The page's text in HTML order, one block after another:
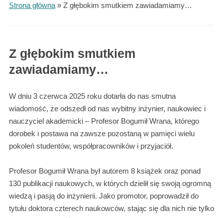
Strona główna» Z głębokim smutkiem zawiadamiamy…
Z głębokim smutkiem
zawiadamiamy…
W dniu 3 czerwca 2025 roku dotarła do nas smutna
wiadomość, że odszedł od nas wybitny inżynier, naukowiec i
nauczyciel akademicki – Profesor Bogumił Wrana, którego
dorobek i postawa na zawsze pozostaną w pamięci wielu
pokoleń studentów, współpracowników i przyjaciół.
Profesor Bogumił Wrana był autorem 8 książek oraz ponad
130 publikacji naukowych, w których dzielił się swoją ogromną
wiedzą i pasją do inżynierii. Jako promotor, poprowadził do
tytułu doktora czterech naukowców, stając się dla nich nie tylko